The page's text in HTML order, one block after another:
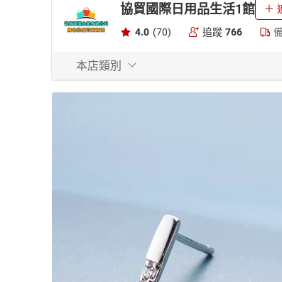
協貿國際日用品生活1館
4.0 (70) 追蹤 766
本店類別